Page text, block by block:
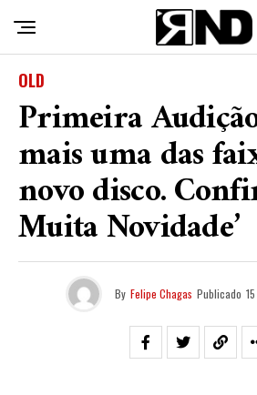
OLD
Primeira
mais uma das
novo disco.
Muita Novidade’
By Felipe Chagas Publicado